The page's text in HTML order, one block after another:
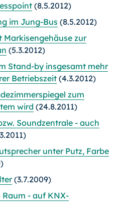
(8.5.2012)
im Jung-Bus (8.5.2012)
Markisengehäuse zur
(5.3.2012)
Stand-by insgesamt mehr
Betriebszeit (4.3.2012)
zum
wird (24.8.2011)
Soundzentrale - auch
unter Putz, Farbe
(3.7.2009)
Raum - auf KNX-